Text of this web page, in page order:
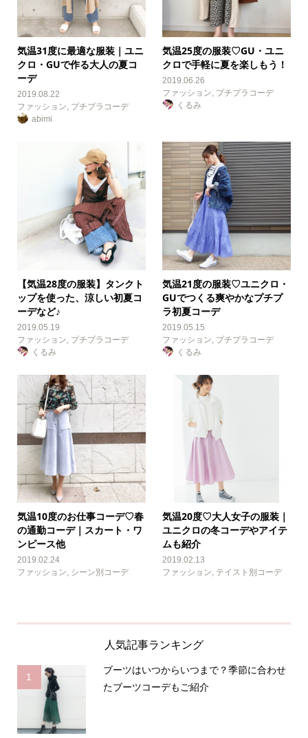
気温31度に最適な服装｜ユニ
クロ・GUで作る大人の夏コ
ーデ
2019.08.22
ファッション, プチプラコーデ
abimi
気温25度の服装♡GU・ユニ
クロで手軽に夏を楽しもう！
2019.06.26
ファッション, プチプラコーデ
くるみ
【気温28度の服装】タンクト
ップを使った、涼しい初夏コ
ーデなど♪
2019.05.19
ファッション プチプラコーデ
くるみ
気温21度の服装♡ユニクロ・
GUでつくる爽やかなプチプ
ラ初夏コーデ
2019.05.15
ファッション プチプラコーデ
くるみ
気温10度のお仕事コーデ♡春
の通勤コーデ｜スカート・ワ
ンピース他
2019.02.24
ファッション, シーン別コーデ
気温20度♡大人女子の服装｜
ユニクロの冬コーデやアイテ
ムも紹介
2019.02.13
ファッション, テイスト別コーデ
人気記事ランキング
1
ブーツはいつからいつまで？季節に合わせ
たブーツコーデもご紹介